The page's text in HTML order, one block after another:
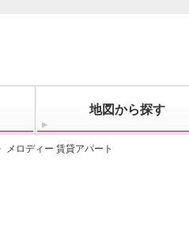
地図から探す
メロディー 賃貸アパート